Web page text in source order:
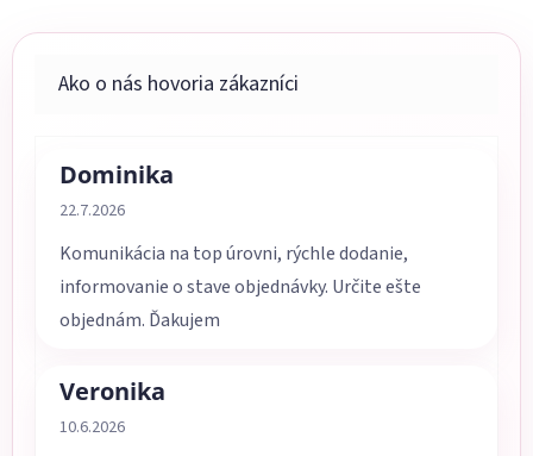
Dominika
Hodnotenie obchodu je 5 z 5 hviezdičiek.
22.7.2026
Komunikácia na top úrovni, rýchle dodanie,
informovanie o stave objednávky. Určite ešte
objednám. Ďakujem
Veronika
Hodnotenie obchodu je 5 z 5 hviezdičiek.
10.6.2026